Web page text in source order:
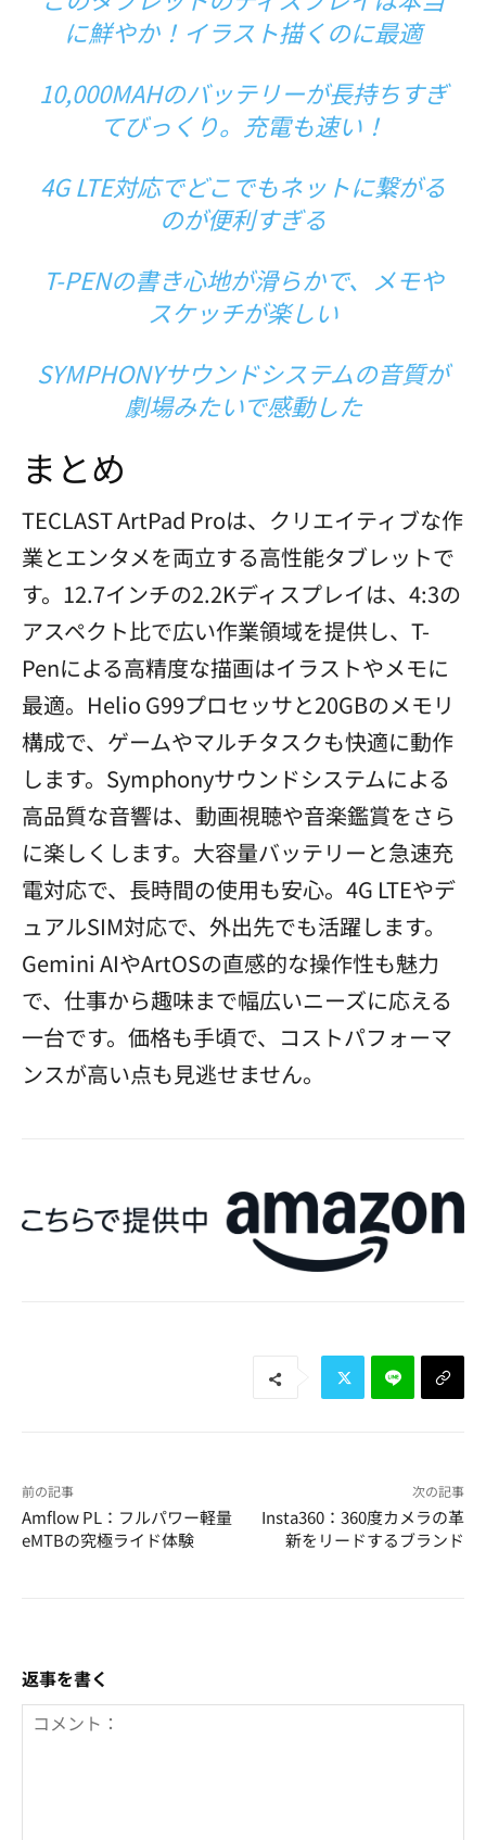
に鮮やか！イラスト描くのに最適
10,000MAHのバッテリーが長持ちすぎ
てびっくり。充電も速い！
4G LTE対応でどこでもネットに繋がる
のが便利すぎる
T-PENの書き心地が滑らかで、メモや
スケッチが楽しい
SYMPHONYサウンドシステムの音質が
劇場みたいで感動した
まとめ
TECLAST ArtPad Proは、クリエイティブな作
業とエンタメを両立する高性能タブレットで
す。12.7インチの2.2Kディスプレイは、4:3の
アスペクト比で広い作業領域を提供し、T-
Penによる高精度な描画はイラストやメモに
最適。Helio G99プロセッサと20GBのメモリ
構成で、ゲームやマルチタスクも快適に動作
します。Symphonyサウンドシステムによる
高品質な音響は、動画視聴や音楽鑑賞をさら
に楽しくします。大容量バッテリーと急速充
電対応で、長時間の使用も安心。4G LTEやデ
ュアルSIM対応で、外出先でも活躍します。
Gemini AIやArtOSの直感的な操作性も魅力
で、仕事から趣味まで幅広いニーズに応える
一台です。価格も手頃で、コストパフォーマ
ンスが高い点も見逃せません。
前の記事
Amflow PL：フルパワー軽量
eMTBの究極ライド体験
次の記事
Insta360：360度カメラの革
新をリードするブランド
返事を書く